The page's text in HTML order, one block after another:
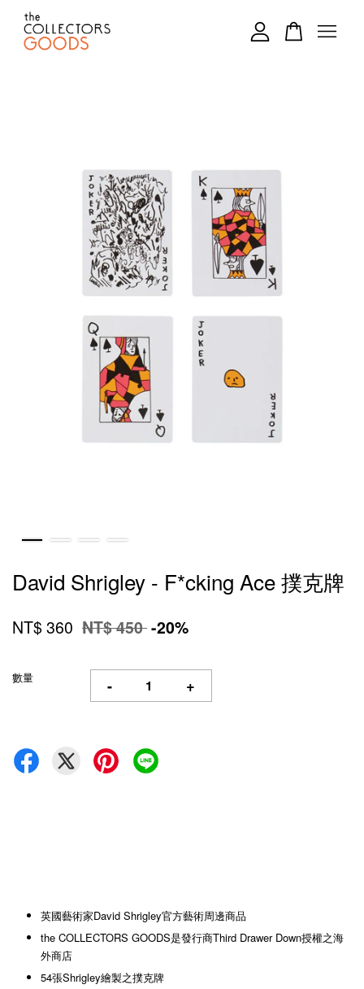
David Shrigley - F*cking Ace 撲克牌
NT$ 360 NT$ 450-20%
數量 - +
英國藝術家David Shrigley官方藝術周邊商品
the COLLECTORS GOODS是發行商Third Drawer Down授權之海
外商店
54張Shrigley繪製之撲克牌